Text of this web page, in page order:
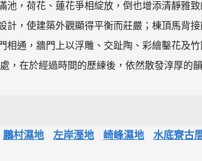
池，荷花、蓮花爭相綻放，倒也增添清靜雅
計，使建築外觀顯得平衡而莊嚴；棟頂馬背
相通，牆門上以浮雕、交趾陶、彩繪鑿花及
，在於經過時間的歷練後，依然散發淳厚的
鵬村濕地 左岸溼地 崎峰濕地 水底寮古